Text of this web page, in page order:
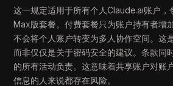
这一规定适用于所有个人Claude.ai账户，
Max版套餐。付费套餐只为账户持有者增
不会将个人账户转变为多人协作空间。这
而非仅仅是关于密码安全的建议。条款同
的所有活动负责。这意味着共享账户对账
信息的人来说都存在风险。